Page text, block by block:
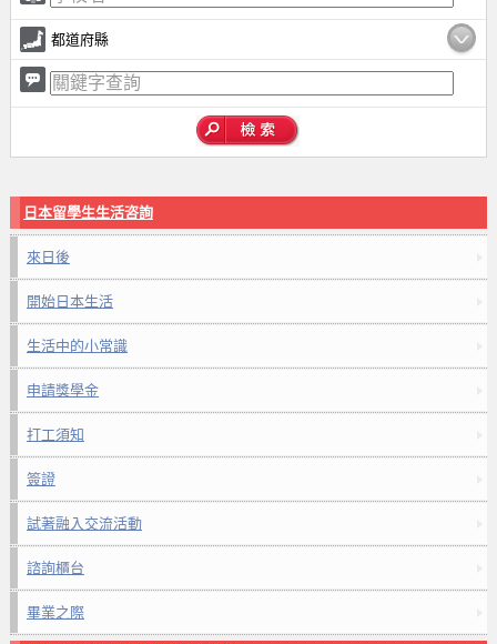
都道府縣
日本留學生生活咨詢
來日後
開始日本生活
生活中的小常識
申請獎學金
打工須知
簽證
試著融入交流活動
諮詢櫃台
畢業之際